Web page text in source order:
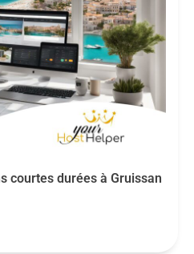
courtes durées à Gruissan